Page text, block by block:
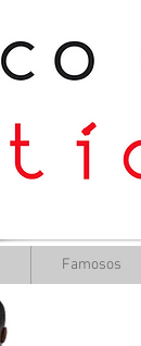
Famosos